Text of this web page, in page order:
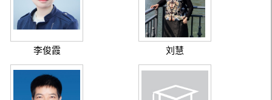
李俊霞 刘慧